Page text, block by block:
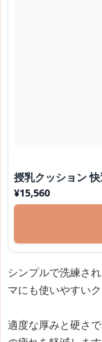
授乳クッション
¥15,560
シンプルで洗練さ
マにも使いやすいク
適度な厚みと硬さ